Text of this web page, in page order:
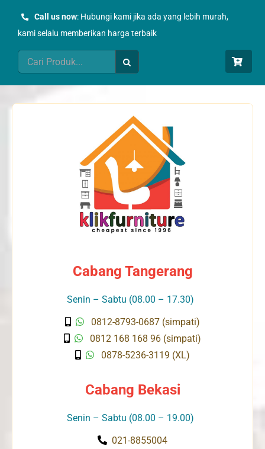
Call us now: Hubungi kami jika ada yang lebih murah,
kami selalu memberikan harga terbaik
Search
for:
Cabang Tangerang
Senin – Sabtu (08.00 – 17.30)
0812-8793-0687 (simpati)
0812 168 168 96 (simpati)
0878-5236-3119 (XL)
Cabang Bekasi
Senin – Sabtu (08.00 – 19.00)
021-8855004